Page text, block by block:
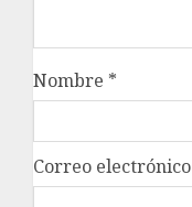
Nombre *
Correo electrónico